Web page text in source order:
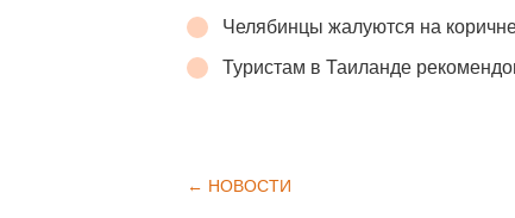
Челябинцы жалуются на
Туристам в Таиланде
← НОВОСТИ